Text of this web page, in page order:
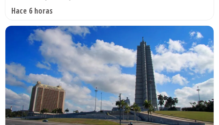
Hace 6 horas